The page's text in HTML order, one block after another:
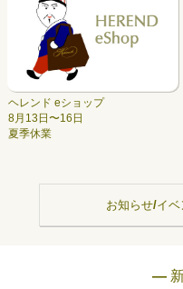
ヘレンド eショップ
8月13日〜16日
夏季休業
お知らせ/イ
―